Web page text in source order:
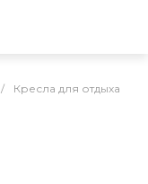
/
Кресла для отдыха